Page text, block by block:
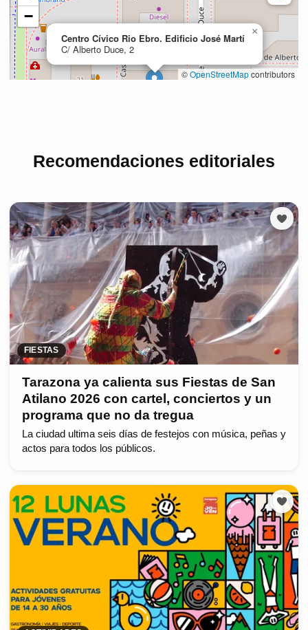
Recomendaciones editoriales
FIESTAS
Tarazona ya calienta sus Fiestas de San
Atilano 2026 con cartel, conciertos y un
programa que no da tregua
La ciudad ultima seis días de festejos con música, peñas y
actos para todos los públicos.